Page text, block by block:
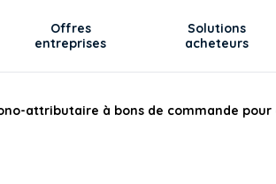
Offres
entreprises
Solutions
acheteurs
attributaire à bons de commande